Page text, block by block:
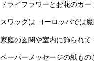
ドライフラワーとお花のカ
スワッグは ヨーロッパでは
家庭の玄関や室内に飾られ
ペーパーメッセージの紙も